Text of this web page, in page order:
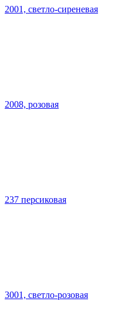
2001, светло-сиреневая
2008, розовая
237 персиковая
3001, светло-розовая